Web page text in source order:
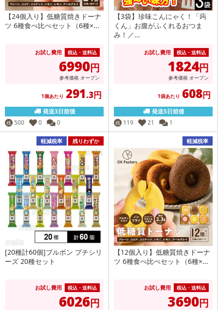
【24個入り】低糖質焼きドーナ
ツ 6種食べ比べセット（6種×...
お試し費用 税込・送料込
6990円
参考価格 オープン
1個あたり 291.3円
発送3日前後
残 500 0 0
【3袋】珍味こんにゃく！「蒟
くん」お腹がふくれるおつま
み！／...
お試し費用 税込・送料込
1824円
参考価格 オープン
1袋あたり 608円
発送5日前後
残 119 21 1
軽減税率 残りわずか
[20種計60個]ブルボン プチシリ
ーズ 20種セット
お試し費用 税込・送料込
6026円
軽減税率
【12個入り】低糖質焼きドーナ
ツ 6種食べ比べセット（6種×...
お試し費用 税込・送料込
3690円